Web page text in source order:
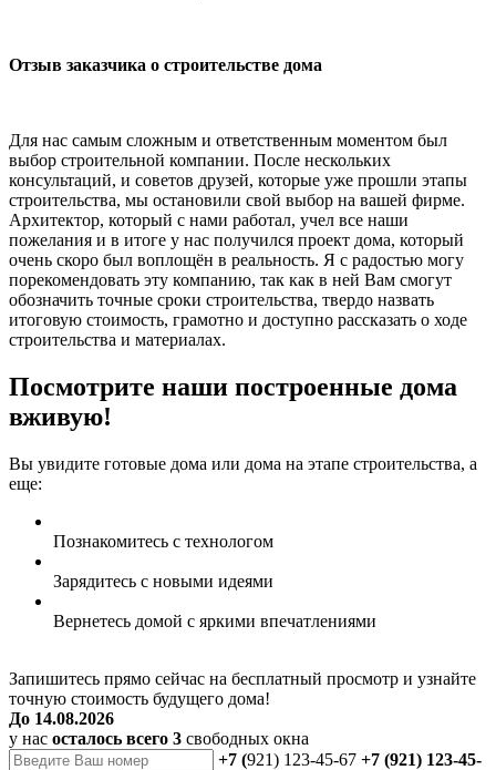
Отзыв заказчика о строительстве дома
Для нас самым сложным и ответственным моментом был
выбор строительной компании. После нескольких
консультаций, и советов друзей, которые уже прошли этапы
строительства, мы остановили свой выбор на вашей фирме.
Архитектор, который с нами работал, учел все наши
пожелания и в итоге у нас получился проект дома, который
очень скоро был воплощён в реальность. Я с радостью могу
порекомендовать эту компанию, так как в ней Вам смогут
обозначить точные сроки строительства, твердо назвать
итоговую стоимость, грамотно и доступно рассказать о ходе
строительства и материалах.
Посмотрите наши построенные дома
вживую!
Вы увидите готовые дома или дома на этапе строительства, а
еще:
Познакомитесь с технологом
Зарядитесь с новыми идеями
Вернетесь домой с яркими впечатлениями
Запишитесь прямо сейчас на бесплатный просмотр и узнайте
точную стоимость будущего дома!
До 14.08.2026
у нас осталось всего 3 свободных окна
+7 (921) 123-45-67 +7 (921) 123-45-